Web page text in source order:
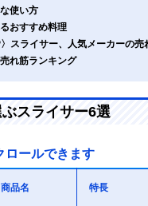
使い方
おすすめ料理
〉スライサー、人気メーカーの売
れ筋ランキング
スライサー6選
ールできます
商品名 特長